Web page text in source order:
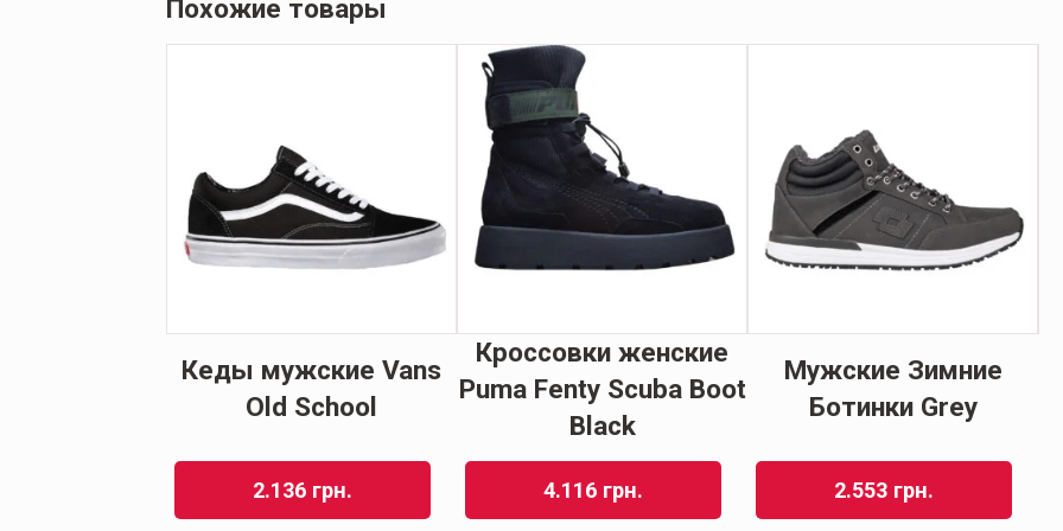
Похожие товары
Кеды мужские Vans
Old School
2.136 грн.
Кроссовки женские
Puma Fenty Scuba Boot
Black
4.116 грн.
Мужские Зимние
Ботинки Grey
2.553 грн.